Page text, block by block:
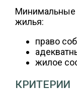
Минимальные
жилья:
право
жилое
КРИТЕРИИ